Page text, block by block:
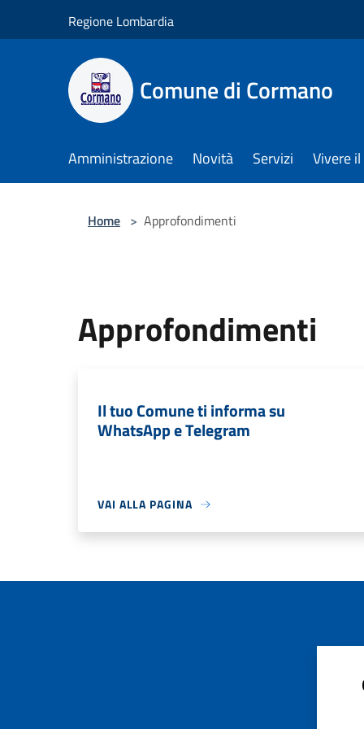
Regione Lombardia
Comune di Cormano
Amministrazione Novità Servizi Vivere
Home > Approfondimenti
Approfondimenti
Il tuo Comune ti informa su
WhatsApp e Telegram
VAI ALLA PAGINA